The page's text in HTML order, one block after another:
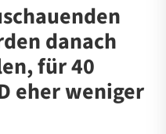
danach
für 40
eher weniger